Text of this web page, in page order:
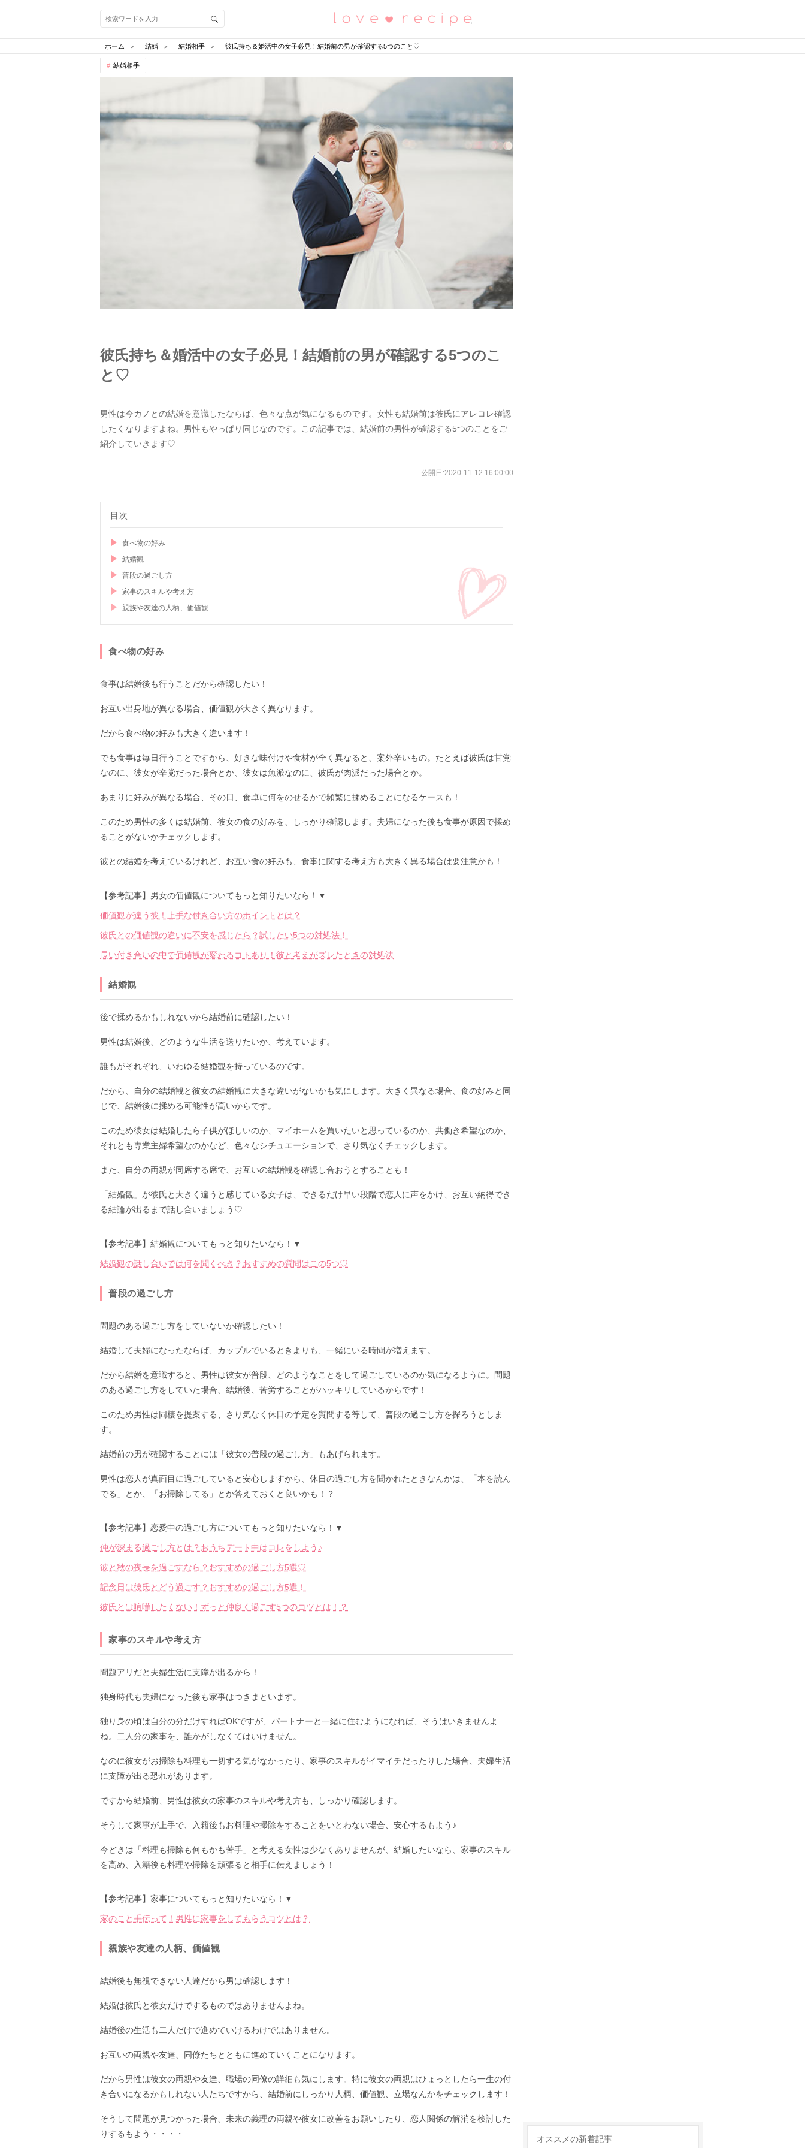
恋愛レシピ
ホーム 結婚 結婚相手 彼氏持ち＆婚活中の女子必見！結婚前の男が確認する5つのこと♡
結婚相手
彼氏持ち＆婚活中の女子必見！結婚前の男が確認する5つのこ
と♡
男性は今カノとの結婚を意識したならば、色々な点が気になるものです。女性も結婚前は彼氏にアレコレ確認
したくなりますよね。男性もやっぱり同じなのです。この記事では、結婚前の男性が確認する5つのことをご
紹介していきます♡
公開日:2020-11-12 16:00:00
目次
食べ物の好み
結婚観
普段の過ごし方
家事のスキルや考え方
親族や友達の人柄、価値観
食べ物の好み
食事は結婚後も行うことだから確認したい！
お互い出身地が異なる場合、価値観が大きく異なります。
だから食べ物の好みも大きく違います！
でも食事は毎日行うことですから、好きな味付けや食材が全く異なると、案外辛いもの。たとえば彼氏は甘党
なのに、彼女が辛党だった場合とか、彼女は魚派なのに、彼氏が肉派だった場合とか。
あまりに好みが異なる場合、その日、食卓に何をのせるかで頻繁に揉めることになるケースも！
このため男性の多くは結婚前、彼女の食の好みを、しっかり確認します。夫婦になった後も食事が原因で揉め
ることがないかチェックします。
彼との結婚を考えているけれど、お互い食の好みも、食事に関する考え方も大きく異る場合は要注意かも！
【参考記事】男女の価値観についてもっと知りたいなら！▼
価値観が違う彼！上手な付き合い方のポイントとは？
彼氏との価値観の違いに不安を感じたら？試したい5つの対処法！
長い付き合いの中で価値観が変わるコトあり！彼と考えがズレたときの対処法
結婚観
後で揉めるかもしれないから結婚前に確認したい！
男性は結婚後、どのような生活を送りたいか、考えています。
誰もがそれぞれ、いわゆる結婚観を持っているのです。
だから、自分の結婚観と彼女の結婚観に大きな違いがないかも気にします。大きく異なる場合、食の好みと同
じで、結婚後に揉める可能性が高いからです。
このため彼女は結婚したら子供がほしいのか、マイホームを買いたいと思っているのか、共働き希望なのか、
それとも専業主婦希望なのかなど、色々なシチュエーションで、さり気なくチェックします。
また、自分の両親が同席する席で、お互いの結婚観を確認し合おうとすることも！
「結婚観」が彼氏と大きく違うと感じている女子は、できるだけ早い段階で恋人に声をかけ、お互い納得でき
る結論が出るまで話し合いましょう♡
【参考記事】結婚観についてもっと知りたいなら！▼
結婚観の話し合いでは何を聞くべき？おすすめの質問はこの5つ♡
普段の過ごし方
問題のある過ごし方をしていないか確認したい！
結婚して夫婦になったならば、カップルでいるときよりも、一緒にいる時間が増えます。
だから結婚を意識すると、男性は彼女が普段、どのようなことをして過ごしているのか気になるように。問題
のある過ごし方をしていた場合、結婚後、苦労することがハッキリしているからです！
このため男性は同棲を提案する、さり気なく休日の予定を質問する等して、普段の過ごし方を探ろうとしま
す。
結婚前の男が確認することには「彼女の普段の過ごし方」もあげられます。
男性は恋人が真面目に過ごしていると安心しますから、休日の過ごし方を聞かれたときなんかは、「本を読ん
でる」とか、「お掃除してる」とか答えておくと良いかも！？
【参考記事】恋愛中の過ごし方についてもっと知りたいなら！▼
仲が深まる過ごし方とは？おうちデート中はコレをしよう♪
彼と秋の夜長を過ごすなら？おすすめの過ごし方5選♡
記念日は彼氏とどう過ごす？おすすめの過ごし方5選！
彼氏とは喧嘩したくない！ずっと仲良く過ごす5つのコツとは！？
家事のスキルや考え方
問題アリだと夫婦生活に支障が出るから！
独身時代も夫婦になった後も家事はつきまといます。
独り身の頃は自分の分だけすればOKですが、パートナーと一緒に住むようになれば、そうはいきませんよ
ね。二人分の家事を、誰かがしなくてはいけません。
なのに彼女がお掃除も料理も一切する気がなかったり、家事のスキルがイマイチだったりした場合、夫婦生活
に支障が出る恐れがあります。
ですから結婚前、男性は彼女の家事のスキルや考え方も、しっかり確認します。
そうして家事が上手で、入籍後もお料理や掃除をすることをいとわない場合、安心するもよう♪
今どきは「料理も掃除も何もかも苦手」と考える女性は少なくありませんが、結婚したいなら、家事のスキル
を高め、入籍後も料理や掃除を頑張ると相手に伝えましょう！
【参考記事】家事についてもっと知りたいなら！▼
家のこと手伝って！男性に家事をしてもらうコツとは？
親族や友達の人柄、価値観
結婚後も無視できない人達だから男は確認します！
結婚は彼氏と彼女だけでするものではありませんよね。
結婚後の生活も二人だけで進めていけるわけではありません。
お互いの両親や友達、同僚たちとともに進めていくことになります。
だから男性は彼女の両親や友達、職場の同僚の詳細も気にします。特に彼女の両親はひょっとしたら一生の付
き合いになるかもしれない人たちですから、結婚前にしっかり人柄、価値観、立場なんかをチェックします！
そうして問題が見つかった場合、未来の義理の両親や彼女に改善をお願いしたり、恋人関係の解消を検討した
りするもよう・・・・
オススメの新着記事